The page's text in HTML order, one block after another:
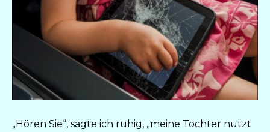
„Hören Sie“, sagte ich ruhig, „meine Tochter nutzt